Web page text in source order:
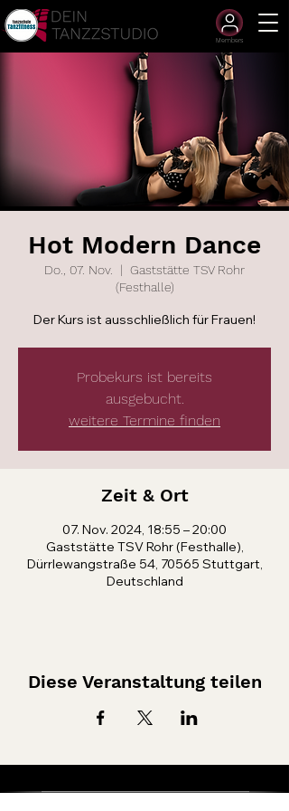
Members
Hot Modern Dance
Do., 07. Nov.
  |
Gaststätte TSV Rohr
(Festhalle)
Der Kurs ist ausschließlich für Frauen!
Probekurs ist bereits
ausgebucht.
weitere Termine finden
Zeit & Ort
07. Nov. 2024, 18:55 – 20:00
Gaststätte TSV Rohr (Festhalle),
Dürrlewangstraße 54, 70565 Stuttgart,
Deutschland
Diese Veranstaltung teilen